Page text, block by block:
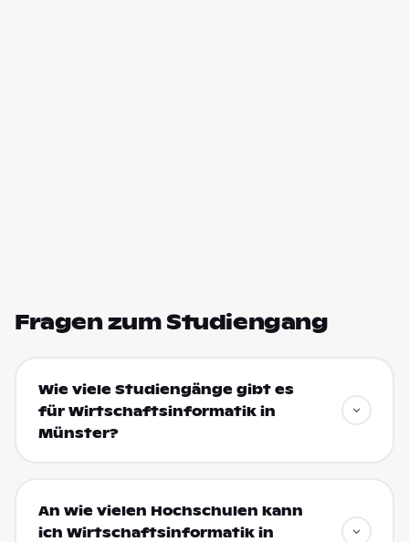
Fragen zum Studiengang
Wie viele Studiengänge gibt es
für Wirtschaftsinformatik in
Münster?
An wie vielen Hochschulen kann
ich Wirtschaftsinformatik in